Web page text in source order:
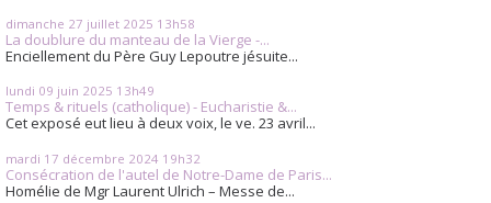
dimanche 27 juillet 2025 13h58
La doublure du manteau de la Vierge -...
Enciellement du Père Guy Lepoutre jésuite...
lundi 09 juin 2025 13h49
Temps & rituels (catholique) - Eucharistie &...
Cet exposé eut lieu à deux voix, le ve. 23 avril...
mardi 17 décembre 2024 19h32
Consécration de l'autel de Notre-Dame de Paris...
Homélie de Mgr Laurent Ulrich – Messe de...